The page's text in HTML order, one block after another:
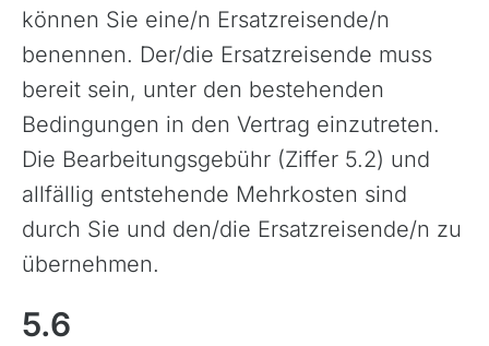
können Sie eine/n Ersatzreisende/n
benennen. Der/die Ersatzreisende muss
bereit sein, unter den bestehenden
Bedingungen in den Vertrag einzutreten.
Die Bearbeitungsgebühr (Ziffer 5.2) und
allfällig entstehende Mehrkosten sind
durch Sie und den/die Ersatzreisende/n zu
übernehmen.
5.6